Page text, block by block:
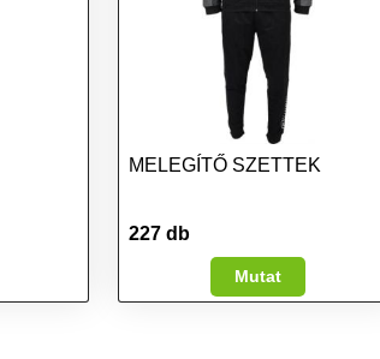
MELEGÍTŐ SZETTEK
227 db
Mutat